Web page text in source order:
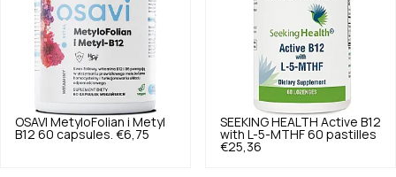
OSAVI MetyloFolian i Metyl
B12 60 capsules. €6,75
SEEKING HEALTH Active B12
with L-5-MTHF 60 pastilles
€25,36